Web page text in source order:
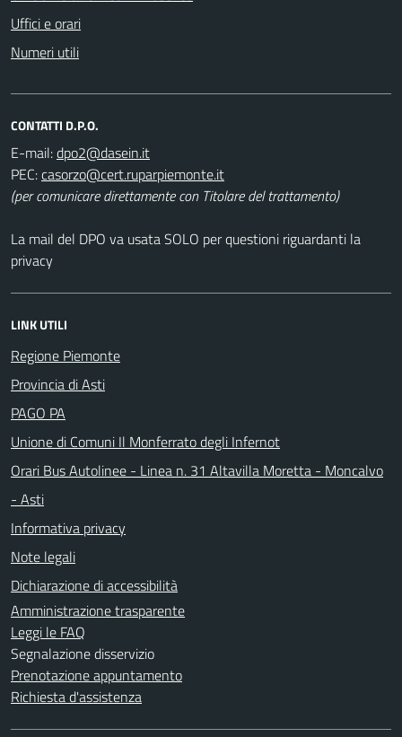
Uffici e orari
Numeri utili
CONTATTI D.P.O.
E-mail:
PEC:
(per comunicare direttamente con Titolare del trattamento)
La mail del DPO va usata SOLO per questioni riguardanti la
privacy
LINK UTILI
Regione Piemonte
Provincia di Asti
PAGO PA
Unione di Comuni Il Monferrato degli Infernot
Orari Bus Autolinee - Linea n. 31 Altavilla Moretta - Moncalvo
- Asti
Informativa privacy
Note legali
Dichiarazione di accessibilità
Amministrazione trasparente
Leggi le FAQ
Segnalazione disservizio
Prenotazione appuntamento
Richiesta d'assistenza